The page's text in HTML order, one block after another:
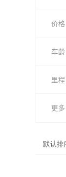
价格
车龄
里程
更多
默认排